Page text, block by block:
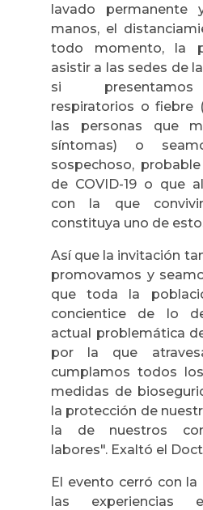
lavado permanente
manos, el
todo momento, la
asistir a las sedes de
si
respiratorios o fiebre
las personas que
síntomas) o
sospechoso,
de COVID-19 o que
con la que
constituya uno de
Así que la invitación
promovamos y
que toda la
concientice de lo
actual problemática
por la que
cumplamos todos
medidas de
la protección de
la de nuestros
labores". Exaltó el
El evento cerró con
las experiencias